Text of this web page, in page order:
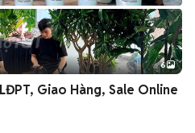
+2
6
Giao Hàng, Sale Online